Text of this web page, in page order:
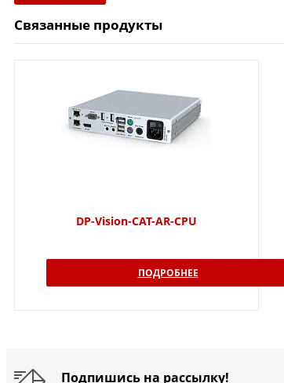
Связанные продукты
DP-Vision-CAT-AR-CPU
ПОДРОБНЕЕ
Подпишись на рассылку!